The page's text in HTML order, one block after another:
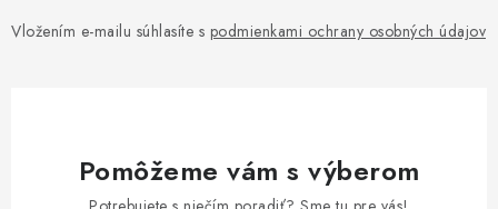
Vložením e-mailu súhlasíte s podmienkami ochrany osobných údajov
Pomôžeme vám s výberom